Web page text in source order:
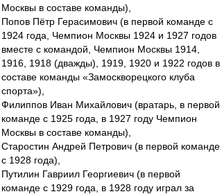
Москвы в составе команды),
Попов Пётр Герасимович (в первой команде с
1924 года, Чемпион Москвы 1924 и 1927 годов
вместе с командой, Чемпион Москвы 1914,
1916, 1918 (дважды), 1919, 1920 и 1922 годов в
составе команды «Замоскворецкого клуба
спорта»),
Филиппов Иван Михайлович (вратарь, в первой
команде с 1925 года, в 1927 году Чемпион
Москвы в составе команды),
Старостин Андрей Петрович (в первой команде
с 1928 года),
Путилин Гавриил Георгиевич (в первой
команде с 1929 года, в 1928 году играл за